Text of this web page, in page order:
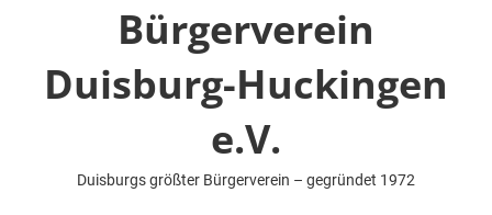
Bürgerverein
Duisburg-Huckingen
e.V.
Duisburgs größter Bürgerverein – gegründet 1972